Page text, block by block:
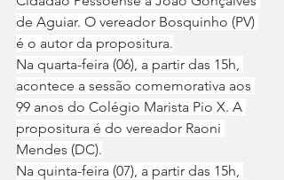
de Aguiar. O vereador Bosquinho (PV)
é o autor da propositura.
Na quarta-feira (06), a partir das 15h,
acontece a sessão comemorativa aos
99 anos do Colégio Marista Pio X. A
propositura é do vereador Raoni
Mendes (DC).
Na quinta-feira (07), a partir das 15h,